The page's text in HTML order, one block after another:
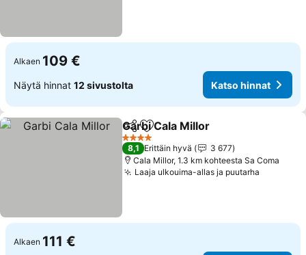
Alkaen 109 €
Näytä hinnat 12 sivustolta Katso hinnat
Jaa Lisää suosikkeihin
Garbi Cala Millor
4 Tähtiluokitus
8,1 Erittäin hyvä
3 677
Cala Millor, 1.3 km kohteesta Sa Coma
Laaja ulkouima-allas ja puutarha
Alkaen 111 €